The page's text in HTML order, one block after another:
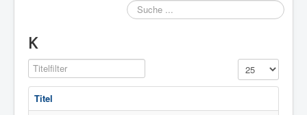
K
Titelfilter Anzeige #
Titel